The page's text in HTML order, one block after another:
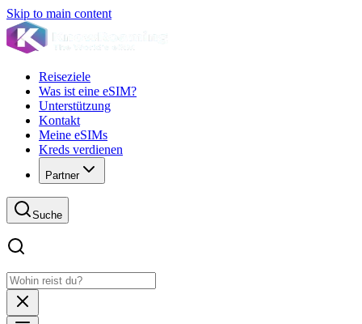
Skip to main content
Reiseziele
Was ist eine eSIM?
Unterstützung
Kontakt
Meine eSIMs
Kreds verdienen
Partner
Suche